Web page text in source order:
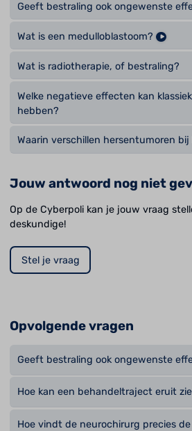
Geeft bestraling ook ongewenste
Wat is een medulloblastoom?
Wat is radiotherapie, of bestraling?
Welke negatieve effecten kan
hebben?
Waarin verschillen hersentumoren bij
Jouw antwoord nog niet
Op de Cyberpoli kan je jouw vraag
deskundige!
Stel je vraag
Opvolgende vragen
Geeft bestraling ook ongewenste
Hoe kan een behandeltraject eruit
Hoe vindt de neurochirurg precies